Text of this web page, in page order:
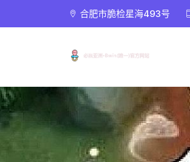
合肥市脆检星海493号